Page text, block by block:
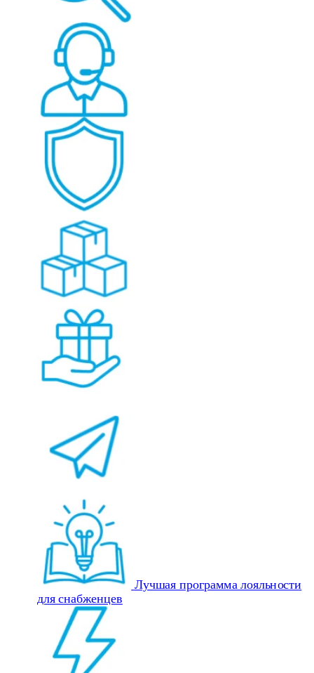
Лучшая программа лояльности
для снабженцев